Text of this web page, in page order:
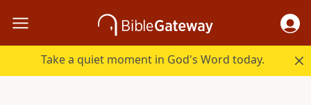
Take a quiet moment in God's Word today.